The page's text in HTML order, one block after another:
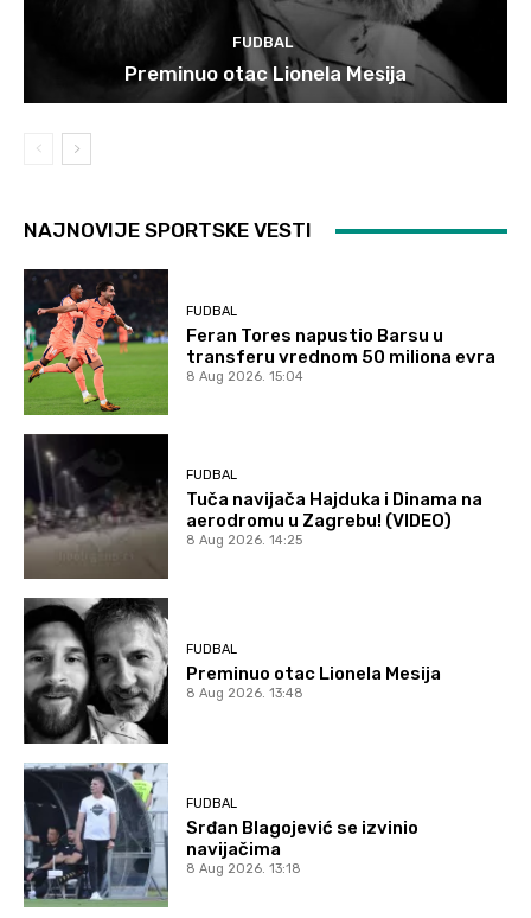
FUDBAL
Preminuo otac Lionela Mesija
NAJNOVIJE SPORTSKE VESTI
FUDBAL
Feran Tores napustio Barsu u
transferu vrednom 50 miliona evra
8 Aug 2026. 15:04
FUDBAL
Tuča navijača Hajduka i Dinama na
aerodromu u Zagrebu! (VIDEO)
8 Aug 2026. 14:25
FUDBAL
Preminuo otac Lionela Mesija
8 Aug 2026. 13:48
FUDBAL
Srđan Blagojević se izvinio
navijačima
8 Aug 2026. 13:18